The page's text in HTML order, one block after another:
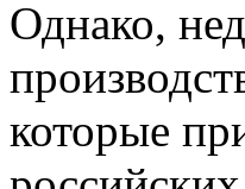
Однако,
которые